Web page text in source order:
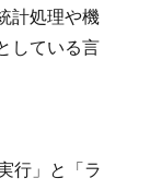
計処理や機
している言
行」と「ラ